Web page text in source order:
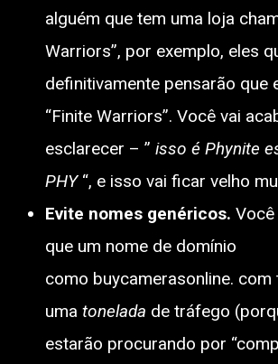
alguém que tem uma loja
Warriors”, por exemplo, eles
definitivamente pensarão que
“Finite Warriors”. Você vai
esclarecer – ” isso é Phynite
PHY“, e isso vai ficar velho
Evite nomes genéricos.
que um nome de domínio
como buycamerasonline. com
uma tonelada de tráfego
estarão procurando por